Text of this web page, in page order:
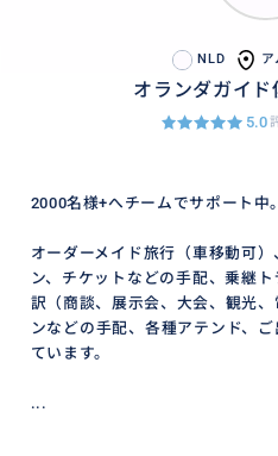
NLD
オランダガイド
5.0
2000名様+へチームでサポート中。
オーダーメイド旅行（車移動可
ン、チケットなどの手配、乗継
訳（商談、展示会、大会、観光
ンなどの手配、各種アテンド、
ています。
...